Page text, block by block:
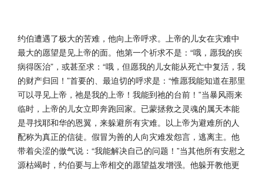
约伯遭遇了极大的苦难，他向上帝呼求。上帝的儿女在灾难中
最大的愿望是见上帝的面。他第一个祈求不是：“哦，愿我的疾
病得医治”，或甚至求：“哦，但愿我的儿女能从死亡中复活，我
的财产归回！”首要的、最迫切的呼求是：“惟愿我能知道在那里
可以寻见上帝，祂是我的上帝！我能到祂的台前！”当暴风雨来
临时，上帝的儿女立即奔跑回家。已蒙拯救之灵魂的属天本能
是寻找耶和华的恩翼，来躲避所有灾难。以上帝为避难所的人
配称为真正的信徒。假冒为善的人向灾难发怨言，逃离主。他
带着尖涩的傲气说：“我能解决自己的问题！”当其他所有安慰之
源枯竭时，约伯要与上帝相交的愿望益发增强。他躲开教他更